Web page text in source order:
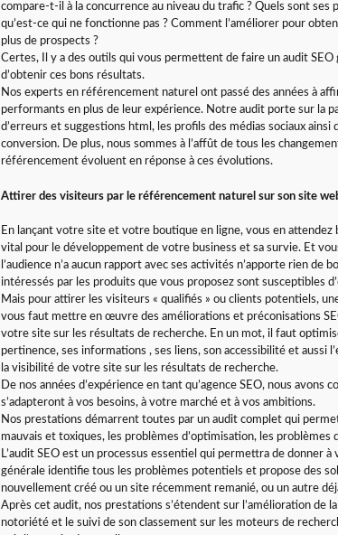
compare-t-il à la concurrence au niveau du trafic ? Quels sont
qu’est-ce qui ne fonctionne pas ? Comment l’améliorer pour
plus de prospects ?
Certes, Il y a des outils qui vous permettent de faire un audit
d’obtenir ces bons résultats.
Nos experts en référencement naturel ont passé des années à
performants en plus de leur expérience. Notre audit porte sur la
d’erreurs et suggestions html, les profils des médias sociaux
conversion. De plus, nous sommes à l’affût de tous les
référencement évoluent en réponse à ces évolutions.
Attirer des visiteurs par le référencement naturel sur son site
En lançant votre site et votre boutique en ligne, vous en attendez
vital pour le développement de votre business et sa survie. Et
l’audience n’a aucun rapport avec ses activités n’apporte rien
intéressés par les produits que vous proposez sont susceptibles
Mais pour attirer les visiteurs « qualifiés » ou clients potentiels,
vous faut mettre en œuvre des améliorations et préconisations
votre site sur les résultats de recherche. En un mot, il faut
pertinence, ses informations , ses liens, son accessibilité et aussi
la visibilité de votre site sur les résultats de recherche.
De nos années d’expérience en tant qu’agence SEO, nous
s’adapteront à vos besoins, à votre marché et à vos ambitions.
Nos prestations démarrent toutes par un audit complet qui
mauvais et toxiques, les problèmes d’optimisation, les
L’audit SEO est un processus essentiel qui permettra de donner
générale identifie tous les problèmes potentiels et propose des
nouvellement créé ou un site récemment remanié, ou un autre
Après cet audit, nos prestations s’étendent sur l’amélioration de
notoriété et le suivi de son classement sur les moteurs de